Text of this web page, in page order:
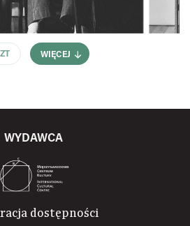
WIĘCEJ
WYDAWCA
dostępności